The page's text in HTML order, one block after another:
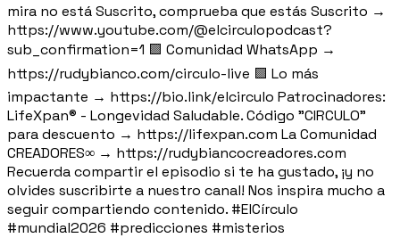
mira no está Suscrito, comprueba que estás Suscrito →
https://www.youtube.com/@elcirculopodcast?
sub_confirmation=1 🟪 Comunidad WhatsApp →
https://rudybianco.com/circulo-live 🟪 Lo más
impactante → https://bio.link/elcirculo Patrocinadores:
LifeXpan® - Longevidad Saludable. Código "CIRCULO"
para descuento → https://lifexpan.com La Comunidad
CREADORES∞ → https://rudybiancocreadores.com
Recuerda compartir el episodio si te ha gustado, ¡y no
olvides suscribirte a nuestro canal! Nos inspira mucho a
seguir compartiendo contenido. #ElCírculo
#mundial2026 #predicciones #misterios